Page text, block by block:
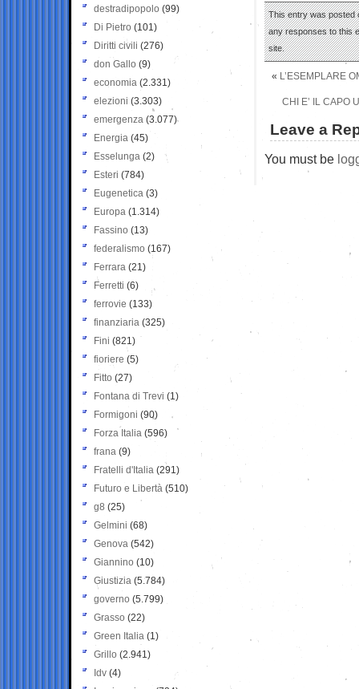
This entry was posted
any responses to this
site.
« L’ESEMPLARE
CHI E’ IL CAPO
Leave a
You must be
destradipopolo (99)
Di Pietro (101)
Diritti civili (276)
don Gallo (9)
economia (2.331)
elezioni (3.303)
emergenza (3.077)
Energia (45)
Esselunga (2)
Esteri (784)
Eugenetica (3)
Europa (1.314)
Fassino (13)
federalismo (167)
Ferrara (21)
Ferretti (6)
ferrovie (133)
finanziaria (325)
Fini (821)
fioriere (5)
Fitto (27)
Fontana di Trevi (1)
Formigoni (90)
Forza Italia (596)
frana (9)
Fratelli d'Italia (291)
Futuro e Libertà (510)
g8 (25)
Gelmini (68)
Genova (542)
Giannino (10)
Giustizia (5.784)
governo (5.799)
Grasso (22)
Green Italia (1)
Grillo (2.941)
Idv (4)